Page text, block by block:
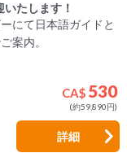
たします！
にて日本語ガイドと
案内。
CA$ 530
(約59,890円)
詳細